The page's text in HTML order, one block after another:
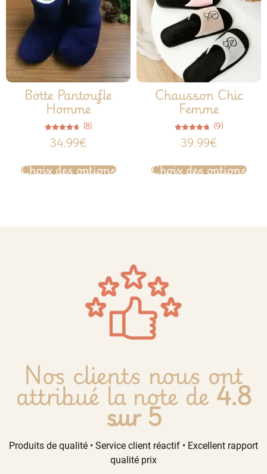
Botte Pantoufle
Homme
4.63
sur 5
(8)
34.99€
Choix des options
Chausson Chic
Femme
Note
4.67
sur 5
(9)
39.99€
Choix des options
Nos clients nous ont
attribué la note de4.8
sur 5
Produits de qualité • Service client réactif • Excellent rapport
qualité prix